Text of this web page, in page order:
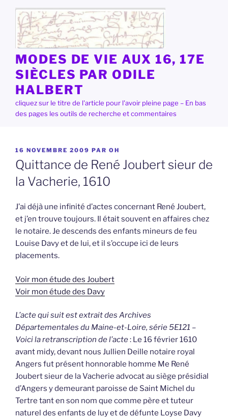
contenu
principal
MODES DE VIE AUX 16, 17E
SIÈCLES PAR ODILE
HALBERT
cliquez sur le titre de l'article pour l'avoir pleine page – En bas
des pages les outils de recherche et commentaires
PUBLIÉ
LE
16 NOVEMBRE 2009 PAR OH
Quittance de René Joubert sieur de
la Vacherie, 1610
J’ai déjà une infinité d’actes concernant René Joubert,
et j’en trouve toujours. Il était souvent en affaires chez
le notaire. Je descends des enfants mineurs de feu
Louise Davy et de lui, et il s’occupe ici de leurs
placements.
Voir mon étude des Joubert
Voir mon étude des Davy
L’acte qui suit est extrait des Archives
Départementales du Maine-et-Loire, série 5E121 –
Voici la retranscription de l’acte: Le 16 février 1610
avant midy, devant nous Jullien Deille notaire royal
Angers fut présent honnorable homme Me René
Joubert sieur de la Vacherie advocat au siège présidial
d’Angers y demeurant paroisse de Saint Michel du
Tertre tant en son nom que comme père et tuteur
naturel des enfants de luy et de défunte Loyse Davy